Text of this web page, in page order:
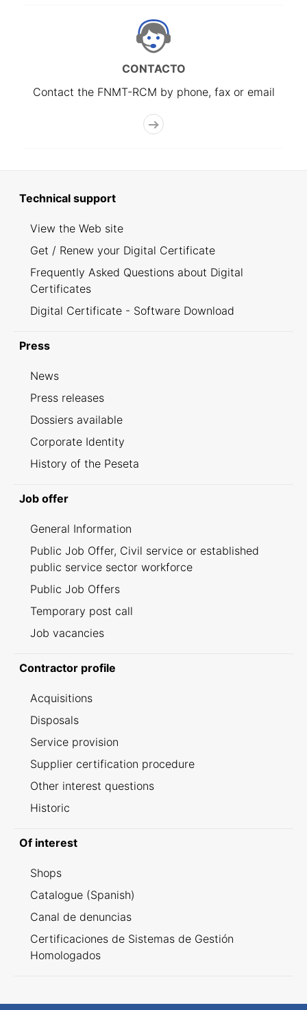
CONTACTO
Contact the FNMT-RCM by phone, fax or email
Technical support
View the Web site
Get / Renew your Digital Certificate
Frequently Asked Questions about Digital
Certificates
Digital Certificate - Software Download
Press
News
Press releases
Dossiers available
Corporate Identity
History of the Peseta
Job offer
General Information
Public Job Offer, Civil service or established
public service sector workforce
Public Job Offers
Temporary post call
Job vacancies
Contractor profile
Acquisitions
Disposals
Service provision
Supplier certification procedure
Other interest questions
Historic
Of interest
Shops
Catalogue (Spanish)
Canal de denuncias
Certificaciones de Sistemas de Gestión
Homologados